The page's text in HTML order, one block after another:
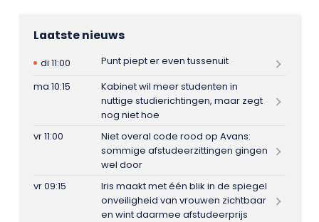
Laatste nieuws
di 11:00
Punt piept er even tussenuit
ma 10:15
Kabinet wil meer studenten in
nuttige studierichtingen, maar zegt
nog niet hoe
vr 11:00
Niet overal code rood op Avans:
sommige afstudeerzittingen gingen
wel door
vr 09:15
Iris maakt met één blik in de spiegel
onveiligheid van vrouwen zichtbaar
en wint daarmee afstudeerprijs